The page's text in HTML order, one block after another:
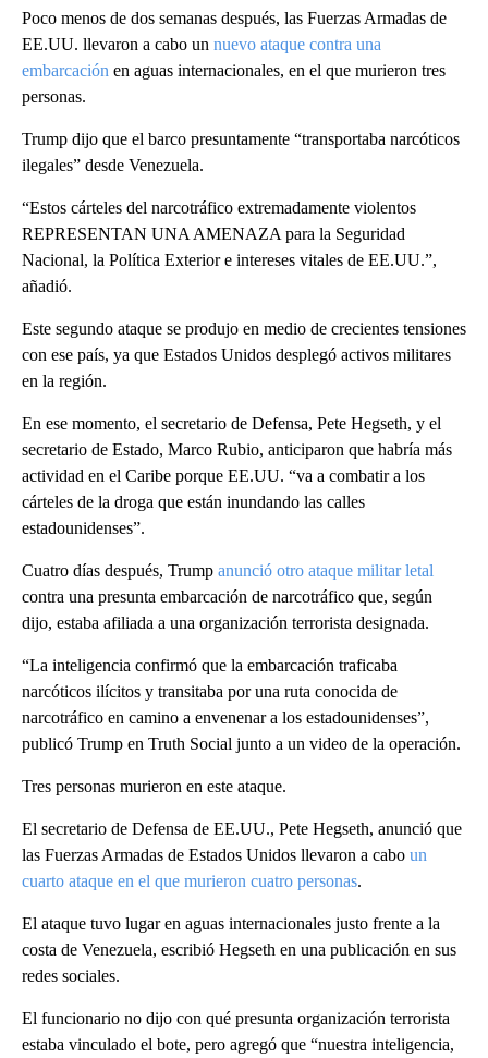
Poco menos de dos semanas después, las Fuerzas Armadas de
EE.UU. llevaron a cabo un nuevo ataque contra una
embarcación en aguas internacionales, en el que murieron tres
personas.
Trump dijo que el barco presuntamente “transportaba narcóticos
ilegales” desde Venezuela.
“Estos cárteles del narcotráfico extremadamente violentos
REPRESENTAN UNA AMENAZA para la Seguridad
Nacional, la Política Exterior e intereses vitales de EE.UU.”,
añadió.
Este segundo ataque se produjo en medio de crecientes tensiones
con ese país, ya que Estados Unidos desplegó activos militares
en la región.
En ese momento, el secretario de Defensa, Pete Hegseth, y el
secretario de Estado, Marco Rubio, anticiparon que habría más
actividad en el Caribe porque EE.UU. “va a combatir a los
cárteles de la droga que están inundando las calles
estadounidenses”.
Cuatro días después, Trump anunció otro ataque militar letal
contra una presunta embarcación de narcotráfico que, según
dijo, estaba afiliada a una organización terrorista designada.
“La inteligencia confirmó que la embarcación traficaba
narcóticos ilícitos y transitaba por una ruta conocida de
narcotráfico en camino a envenenar a los estadounidenses”,
publicó Trump en Truth Social junto a un video de la operación.
Tres personas murieron en este ataque.
El secretario de Defensa de EE.UU., Pete Hegseth, anunció que
las Fuerzas Armadas de Estados Unidos llevaron a cabo un
cuarto ataque en el que murieron cuatro personas.
El ataque tuvo lugar en aguas internacionales justo frente a la
costa de Venezuela, escribió Hegseth en una publicación en sus
redes sociales.
El funcionario no dijo con qué presunta organización terrorista
estaba vinculado el bote, pero agregó que “nuestra inteligencia,